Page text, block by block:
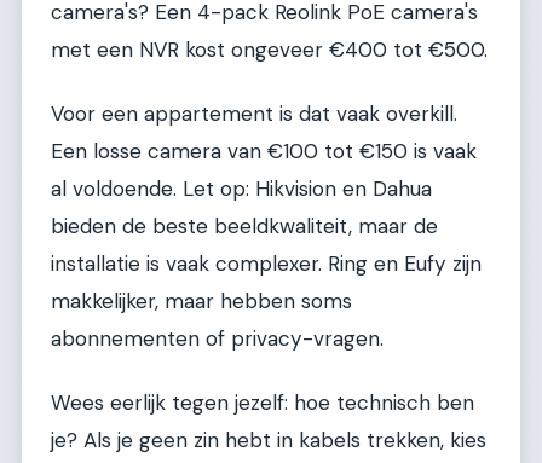
camera's? Een 4-pack Reolink PoE camera's
met een NVR kost ongeveer €400 tot €500.
Voor een appartement is dat vaak overkill.
Een losse camera van €100 tot €150 is vaak
al voldoende. Let op: Hikvision en Dahua
bieden de beste beeldkwaliteit, maar de
installatie is vaak complexer. Ring en Eufy zijn
makkelijker, maar hebben soms
abonnementen of privacy-vragen.
Wees eerlijk tegen jezelf: hoe technisch ben
je? Als je geen zin hebt in kabels trekken, kies